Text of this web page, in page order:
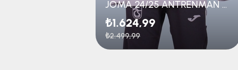
JOMA 24/25 ANTRENMAN EŞOFMAN ÜST GENÇ
₺1.624,99
₺2.499,99